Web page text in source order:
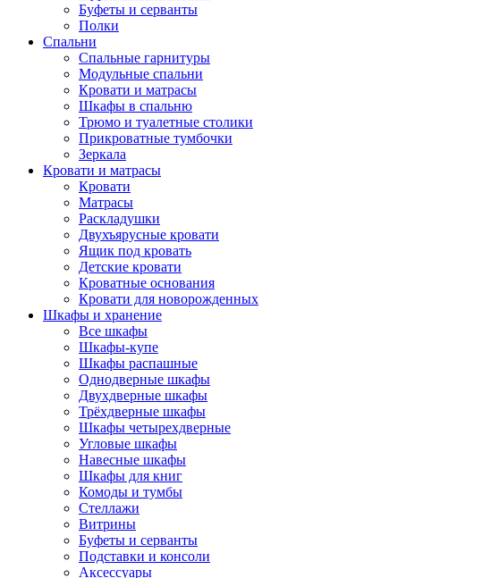
Буфеты и серванты
Полки
Спальни
Спальные гарнитуры
Модульные спальни
Кровати и матрасы
Шкафы в спальню
Трюмо и туалетные столики
Прикроватные тумбочки
Зеркала
Кровати и матрасы
Кровати
Матрасы
Раскладушки
Двухъярусные кровати
Ящик под кровать
Детские кровати
Кроватные основания
Кровати для новорожденных
Шкафы и хранение
Все шкафы
Шкафы-купе
Шкафы распашные
Однодверные шкафы
Двухдверные шкафы
Трёхдверные шкафы
Шкафы четырехдверные
Угловые шкафы
Навесные шкафы
Шкафы для книг
Комоды и тумбы
Стеллажи
Витрины
Буфеты и серванты
Подставки и консоли
Аксессуары